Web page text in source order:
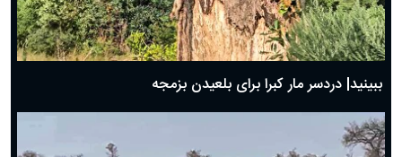
ببینید| دردسر مار کبرا برای بلعیدن بزمجه